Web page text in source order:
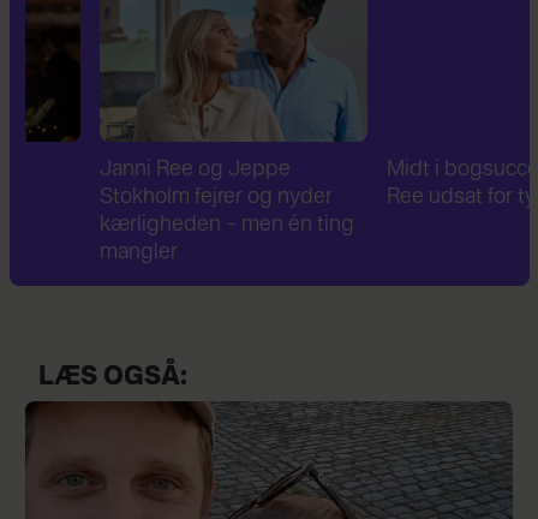
Janni Ree og Jeppe
Stokholm fejrer og nyder
kærligheden – men én ting
mangler
Midt i bogsuccesen:
Ree udsat for tyveri
LÆS OGSÅ: